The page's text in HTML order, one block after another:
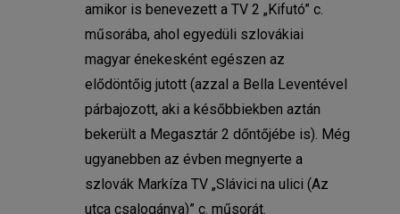
amikor is benevezett a TV 2 „Kifutó” c.
műsorába, ahol egyedüli szlovákiai
magyar énekesként egészen az
elődöntőig jutott (azzal a Bella Leventével
párbajozott, aki a későbbiekben aztán
bekerült a Megasztár 2 dőntőjébe is). Még
ugyanebben az évben megnyerte a
szlovák Markíza TV „Slávici na ulici (Az
utca csalogánya)” c. műsorát.